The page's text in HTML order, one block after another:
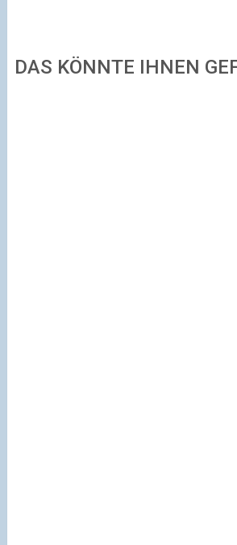
DAS KÖNNTE IHNEN